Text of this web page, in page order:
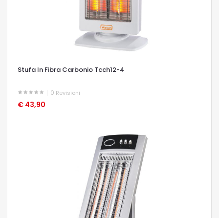
Stufa In Fibra Carbonio Tcch12-4
0 Revisioni
€ 43,90
OCCHIATA VELOCE